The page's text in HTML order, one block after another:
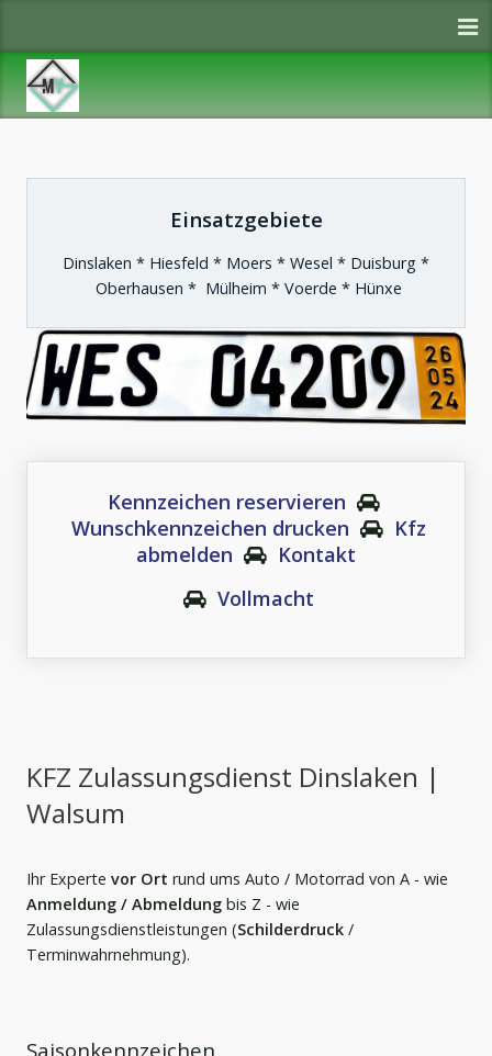
Einsatzgebiete
Dinslaken * Hiesfeld * Moers * Wesel * Duisburg *
Oberhausen * Mülheim * Voerde * Hünxe
Kennzeichen reservieren
Wunschkennzeichen drucken
Kfz
abmelden
Kontakt
Vollmacht
KFZ Zulassungsdienst Dinslaken |
Walsum
Ihr Experte vor Ort rund ums Auto / Motorrad von A - wie
Anmeldung / Abmeldung bis Z - wie
Zulassungsdienstleistungen (Schilderdruck /
Terminwahrnehmung).
Saisonkennzeichen